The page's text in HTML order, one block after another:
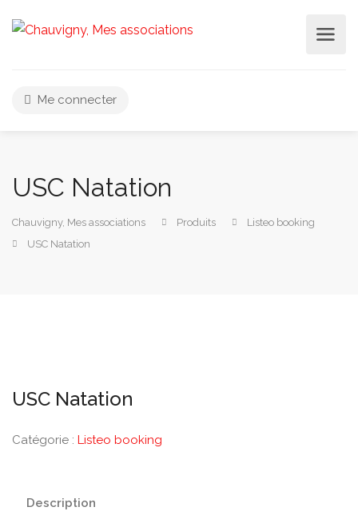
Me connecter
USC Natation
Chauvigny, Mes associations Produits
Listeo booking
USC Natation
USC Natation
Catégorie : Listeo booking
Description